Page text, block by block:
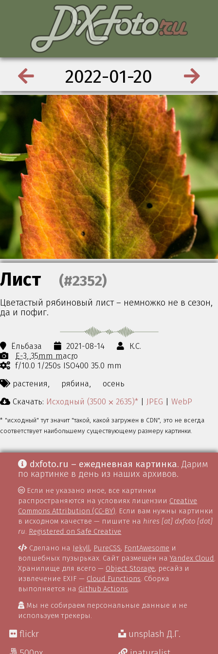
2022-01-20
Лист (#2352)
Цветастый рябиновый лист – немножко не в сезон,
да и пофиг.
Ёльбаза 2021-08-14
К.С.
E-3 35mm macro
f/10.0 1/250s ISO400 35.0 mm
растения,
рябина,
осень
Скачать: Исходный (3500 ⨉ 2635)* | JPEG | WebP
* "исходный" тут значит "такой, какой загружен в CDN", это не всегда
соответствует наибольшему существующему размеру картинки.
dxfoto.ru – ежедневная картинка. Дарим
по картинке в день из наших архивов.
Если не указано иное, все картинки
распространяются на условиях лицензии Creative
Commons Attribution (CC-BY) . Если вам нужны картинки
в исходном качестве — пишите на hires [at] dxfoto [dot]
ru Registered on Safe Creative
Сделано на Jekyll, PureCSS, FontAwesome и
волшебных пузырьках. Сайт размещён наYandex Cloud.
Хранилище для всего — Object Storage, ресайз и
извлечение EXIF — Cloud Functions. Сборка
выполняется на Github Actions.
Мы не собираем персональные данные и не
используем трекеры.
flickr
unsplash Д.Г.